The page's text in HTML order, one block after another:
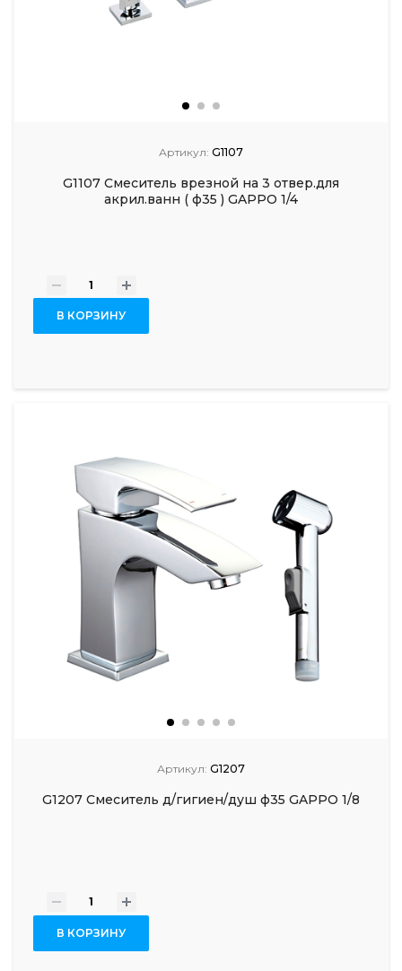
Артикул: G1107
G1107 Смеситель врезной на 3 отвер.для
акрил.ванн ( ф35 ) GAPPO 1/4
- +
В КОРЗИНУ
Артикул: G1207
G1207 Смеситель д/гигиен/душ ф35 GAPPO 1/8
- +
В КОРЗИНУ